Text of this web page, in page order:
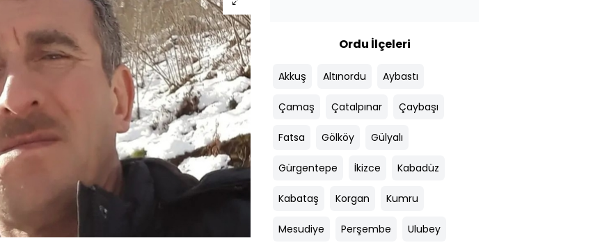
Ordu İlçeleri
Akkuş Altınordu Aybastı
Çamaş Çatalpınar Çaybaşı
Fatsa Gölköy Gülyalı
Gürgentepe İkizce Kabadüz
Kabataş Korgan Kumru
Mesudiye Perşembe Ulubey